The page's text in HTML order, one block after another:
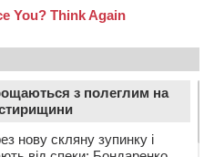
з полеглим на
нову скляну зупинку і